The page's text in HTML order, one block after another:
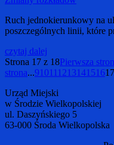
Ruch jednokierunkowy na
poszczególnych linii, które
czytaj dalej
Strona 17 z 18Pierwsza
strona...91011 121314151617
Urząd Miejski
w Środzie Wielkopolskiej
ul. Daszyńskiego 5
63-000 Środa Wielkopolska